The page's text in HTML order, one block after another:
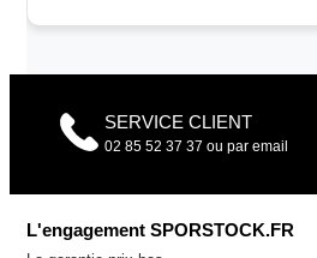
SERVICE CLIENT
02 85 52 37 37 ou par email
L'engagement SPORSTOCK.FR